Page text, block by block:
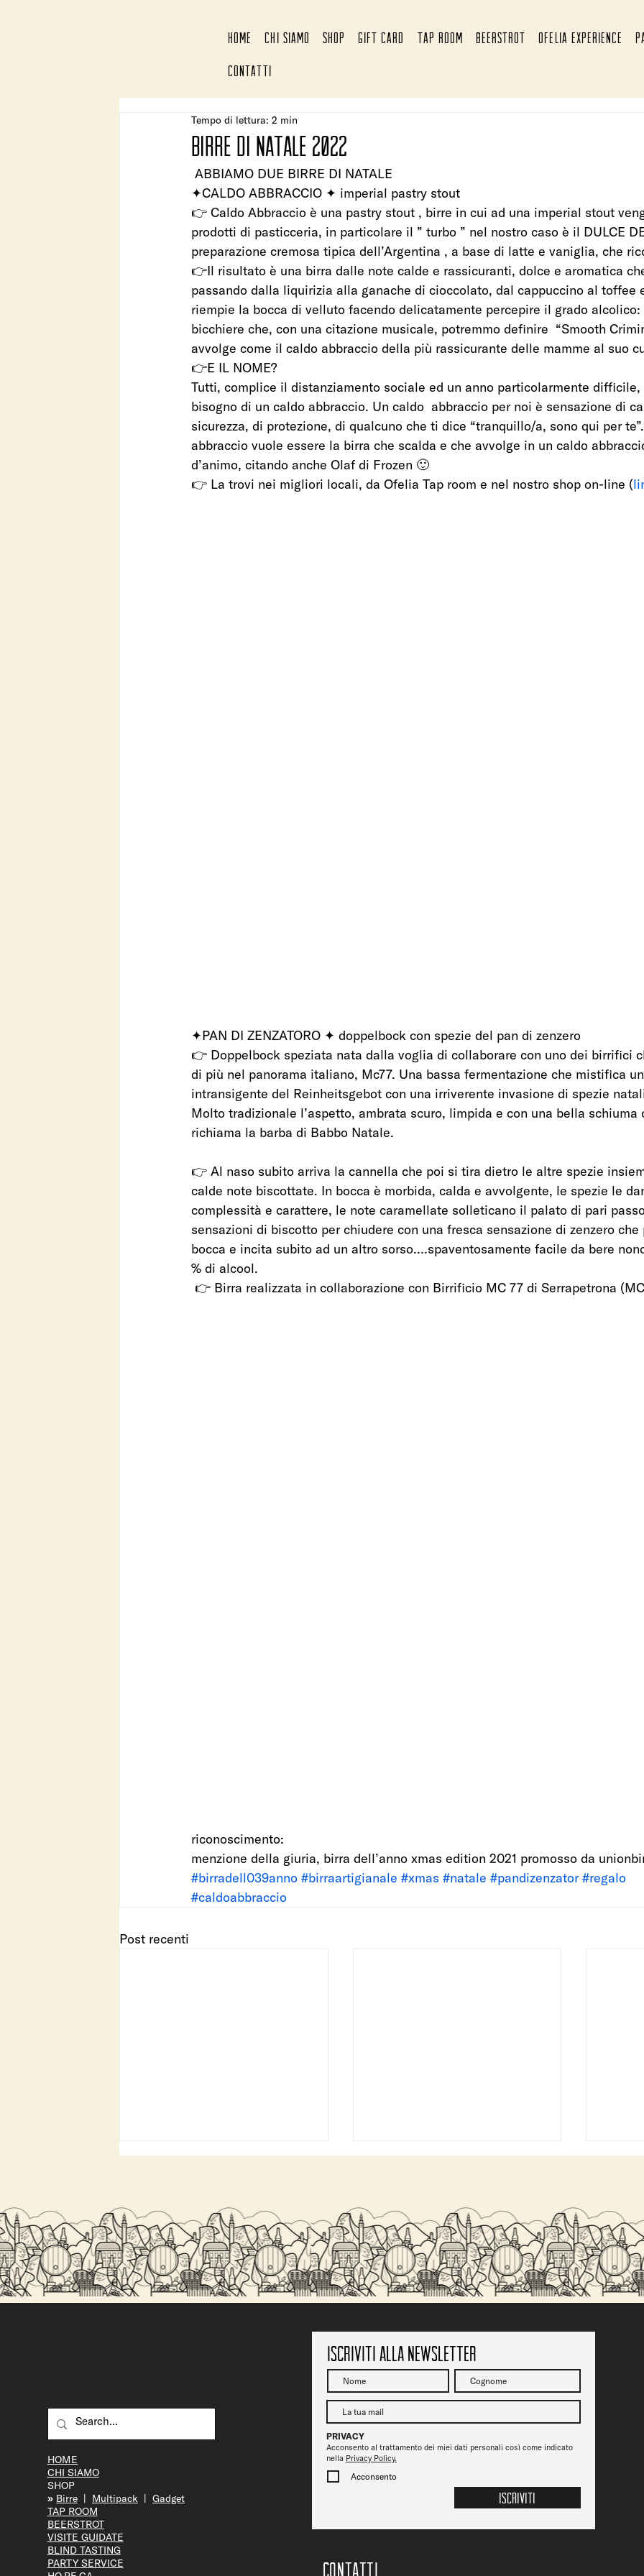
HOME CHI SIAMO SHOP GIFT CARD TAP ROOM BEERSTROT OFELIA EXPERIENCE
CONTATTI
BIRRE DI NATALE 2022
Tempo di lettura: 2 min
ABBIAMO DUE BIRRE DI NATALE
✦CALDO ABBRACCIO ✦ imperial pastry stout
👉 Caldo Abbraccio è una pastry stout , birre in cui ad una imperial stout
prodotti di pasticceria, in particolare il ” turbo ” nel nostro caso è il DULCE
preparazione cremosa tipica dell’Argentina , a base di latte e vaniglia, che
👉Il risultato è una birra dalle note calde e rassicuranti, dolce e aromatica
passando dalla liquirizia alla ganache di cioccolato, dal cappuccino al toffee
riempie la bocca di velluto facendo delicatamente percepire il grado
bicchiere che, con una citazione musicale, potremmo definire  “Smooth
avvolge come il caldo abbraccio della più rassicurante delle mamme al suo
👉E IL NOME?
Tutti, complice il distanziamento sociale ed un anno particolarmente
bisogno di un caldo abbraccio. Un caldo  abbraccio per noi è sensazione di
sicurezza, di protezione, di qualcuno che ti dice “tranquillo/a, sono qui per
abbraccio vuole essere la birra che scalda e che avvolge in un caldo
d’animo, citando anche Olaf di Frozen 🙂
👉 La trovi nei migliori locali, da Ofelia Tap room e nel nostro shop on-line (
✦PAN DI ZENZATORO ✦ doppelbock con spezie del pan di zenzero
👉 Doppelbock speziata nata dalla voglia di collaborare con uno dei birrifici
di più nel panorama italiano, Mc77. Una bassa fermentazione che mistifica
intransigente del Reinheitsgebot con una irriverente invasione di spezie
Molto tradizionale l’aspetto, ambrata scuro, limpida e con una bella
richiama la barba di Babbo Natale.
👉 Al naso subito arriva la cannella che poi si tira dietro le altre spezie
calde note biscottate. In bocca è morbida, calda e avvolgente, le spezie le
complessità e carattere, le note caramellate solleticano il palato di pari
sensazioni di biscotto per chiudere con una fresca sensazione di zenzero
bocca e incita subito ad un altro sorso….spaventosamente facile da bere
% di alcool.
👉 Birra realizzata in collaborazione con Birrificio MC 77 di Serrapetrona
riconoscimento:
menzione della giuria, birra dell’anno xmas edition 2021 promosso da
#birradell039anno #birraartigianale #xmas #natale #pandizenzator #regalo
#caldoabbraccio
Post recenti
Perché la birra artigianale è migliore della
birra industriale?
Vicenza Jazz fa tappa da Ofelia Beerstrot: due
serate tra musica, birra e città
SALITA
HOME
CHI SIAMO
SHOP
» Birre Multipack
Gadget
TAP ROOM
BEERSTROT
VISITE GUIDATE
BLIND TASTING
PARTY SERVICE
Iscriviti alla newsletter
PRIVACY
Acconsento al trattamento dei miei dati personali così come indicato
nella Privacy Policy.
Acconsento
Iscriviti
CONTATTi